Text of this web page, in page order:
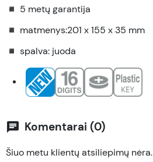
◾ 5 metų garantija
◾ matmenys:201 x 155 x 35 mm
◾ spalva: juoda
chat Komentarai (0)
Šiuo metu klientų atsiliepimų nėra.